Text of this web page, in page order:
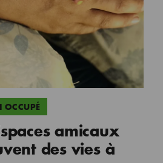
OCCUPÉ
amicaux
des vies à